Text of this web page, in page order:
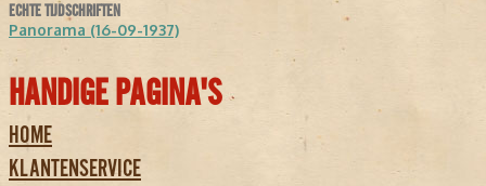
ECHTE TIJDSCHRIFTEN
Panorama (16-09-1937)
HANDIGE PAGINA'S
HOME
KLANTENSERVICE